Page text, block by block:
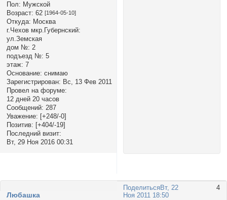
Пол: Мужской
Возраст: 62 [1964-05-10]
Откуда: Москва
г.Чехов мкр.Губернский:
ул.Земская
дом №: 2
подъезд №: 5
этаж: 7
Основание: снимаю
Зарегистрирован: Вс, 13 Фев 2011
Провел на форуме:
12 дней 20 часов
Сообщений: 287
Уважение: [+248/-0]
Позитив: [+404/-19]
Последний визит:
Вт, 29 Ноя 2016 00:31
Поделиться 4
Вт, 22
Ноя 2011 18:50
Любашка